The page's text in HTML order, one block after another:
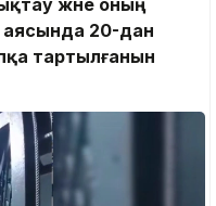
20-дан
тартылғанын